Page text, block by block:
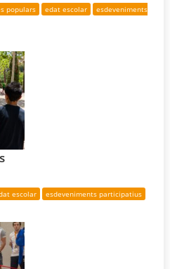
populars edat escolar
esdeveniments
escolar esdeveniments participatius